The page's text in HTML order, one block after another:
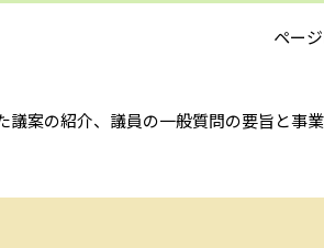
ペー
案の紹介、議員の一般質問の要旨と事